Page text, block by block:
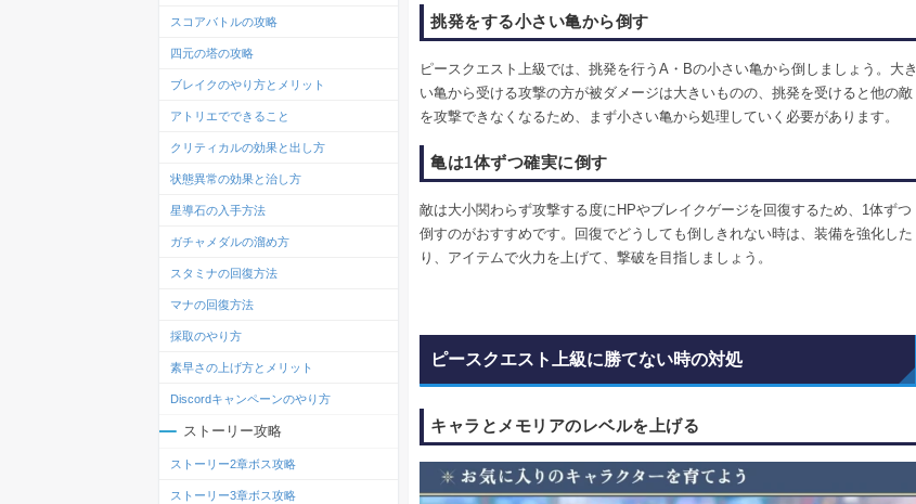
挑発をする小さい亀から倒す
ピースクエスト上級では、挑発を行うA・Bの小さい亀から倒しましょう。大き
い亀から受ける攻撃の方が被ダメージは大きいものの、挑発を受けると他の敵
を攻撃できなくなるため、まず小さい亀から処理していく必要があります。
亀は1体ずつ確実に倒す
敵は大小関わらず攻撃する度にHPやブレイクゲージを回復するため、1体ずつ
倒すのがおすすめです。回復でどうしても倒しきれない時は、装備を強化した
り、アイテムで火力を上げて、撃破を目指しましょう。
ピースクエスト上級に勝てない時の対処
キャラとメモリアのレベルを上げる
スコアバトルの攻略
四元の塔の攻略
ブレイクのやり方とメリット
アトリエでできること
クリティカルの効果と出し方
状態異常の効果と治し方
星導石の入手方法
ガチャメダルの溜め方
スタミナの回復方法
マナの回復方法
採取のやり方
素早さの上げ方とメリット
Discordキャンペーンのやり方
ストーリー攻略
ストーリー2章ボス攻略
ストーリー3章ボス攻略